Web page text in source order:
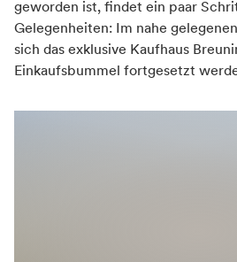
geworden ist, findet ein paar
Gelegenheiten: Im nahe
sich das exklusive Kaufhaus
Einkaufsbummel fortgesetzt